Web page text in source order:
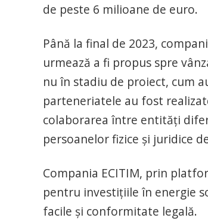
de peste 6 milioane de euro.
Până la final de 2023,
urmează a fi propus spre
nu în stadiu de proiect, cum
parteneriatele au fost
colaborarea între entităţi
persoanelor fizice şi juridice
Compania ECITIM, prin
pentru investiţiile în energie
facile şi conformitate legală.